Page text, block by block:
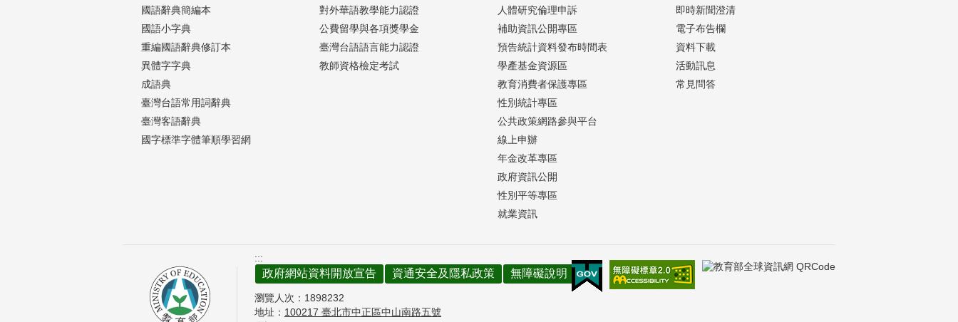
國語辭典簡編本
國語小字典
重編國語辭典修訂本
異體字字典
成語典
臺灣台語常用詞辭典
臺灣客語辭典
國字標準字體筆順學習網
對外華語教學能力認證
公費留學與各項獎學金
臺灣台語語言能力認證
教師資格檢定考試
人體研究倫理申訴
補助資訊公開專區
預告統計資料發布時間表
學產基金資源區
教育消費者保護專區
性別統計專區
公共政策網路參與平台
線上申辦
年金改革專區
政府資訊公開
性別平等專區
就業資訊
即時新聞澄清
電子布告欄
資料下載
活動訊息
常見問答
:::
政府網站資料開放宣告 資通安全及隱私政策 無障礙說明
瀏覽人次： 1898232
地址： 100217 臺北市中正區中山南路五號